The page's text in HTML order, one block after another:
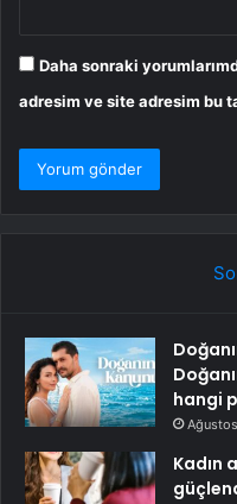
Daha sonraki
adresim ve site adresim bu
hangi
Kadın